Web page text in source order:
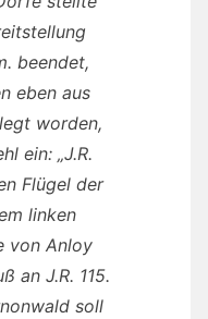
beendet,
eben aus
worden,
ein: „J.R.
Flügel der
linken
von Anloy
an J.R. 115.
soll